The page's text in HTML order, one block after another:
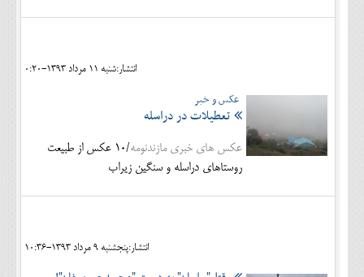
انتشار:شنبه 11 مرداد 1393-0:20
عکس و خبر
تعطیلات در دراسله
عکس های خبری مازندنومه
/10 عکس از طبیعت
روستاهای دراسله و سنگین زیراب
انتشار:پنجشنبه 9 مرداد 1393-10:36